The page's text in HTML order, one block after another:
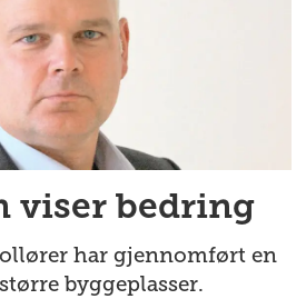
viser bedring
har gjennomført en
byggeplasser.